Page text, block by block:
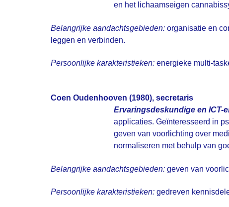
en het lichaamseigen
Belangrijke aandachtsgebieden: organisatie en
leggen en verbinden.
Persoonlijke karakteristieken: energieke multi-
Coen Oudenhooven (1980), secretaris
Ervaringsdeskundige en ICT-
applicaties. Geïnteresseerd in
geven van voorlichting over
normaliseren met behulp van
Belangrijke aandachtsgebieden: geven van
Persoonlijke karakteristieken: gedreven